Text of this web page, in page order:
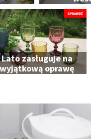
Lato zasługuje na
wyjątkową oprawę